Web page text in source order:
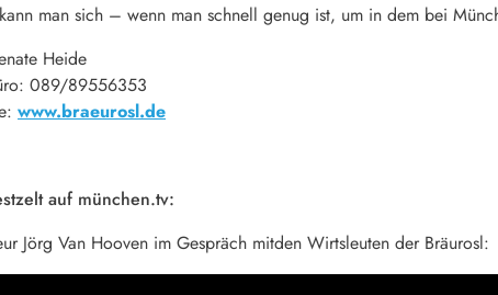
man sich – wenn man schnell genug ist, um in dem bei
Heide
089/89556353
www.braeurosl.de
auf münchen.tv:
Jörg Van Hooven im Gespräch mitden Wirtsleuten der Bräurosl: